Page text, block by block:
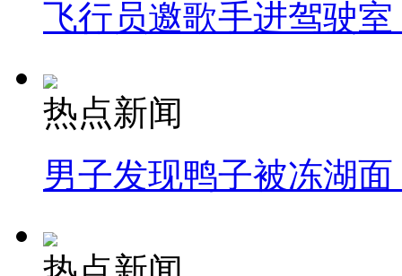
飞行员邀歌手进驾驶
热点新闻
男子发现鸭子被冻湖